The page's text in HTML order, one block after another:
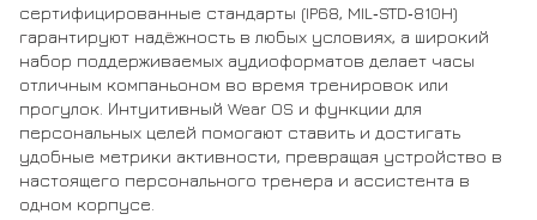
сертифицированные стандарты (IP68, MIL‑STD‑810H)
гарантируют надёжность в любых условиях, а широкий
набор поддерживаемых аудиоформатов делает часы
отличным компаньоном во время тренировок или
прогулок. Интуитивный Wear OS и функции для
персональных целей помогают ставить и достигать
удобные метрики активности, превращая устройство в
настоящего персонального тренера и ассистента в
одном корпусе.